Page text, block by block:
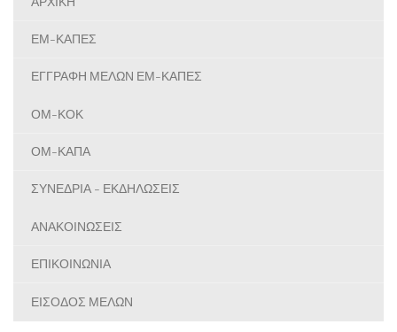
ΕΜ-ΚΑΠΕΣ
ΕΓΓΡΑΦΗ ΜΕΛΩΝ ΕΜ-ΚΑΠΕΣ
ΟΜ-ΚΟΚ
ΟΜ-ΚΑΠΑ
ΣΥΝΕΔΡΙΑ - ΕΚΔΗΛΩΣΕΙΣ
ΑΝΑΚΟΙΝΩΣΕΙΣ
ΕΠΙΚΟΙΝΩΝΙΑ
ΕΙΣΟΔΟΣ ΜΕΛΩΝ